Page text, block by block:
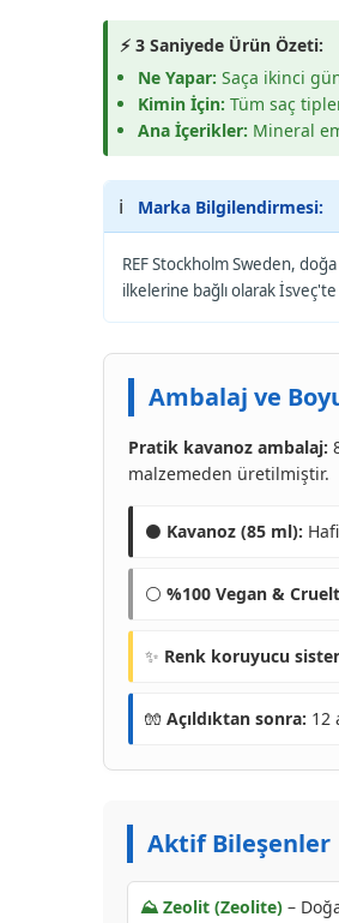
⚡ 3 Saniyede Ürün Özeti:
Ne Yapar: Saça ikinci
Kimin İçin: Tüm saç
Ana İçerikler: Mineral
ℹ️ Marka Bilgilendirmesi:
REF Stockholm Sweden,
ilkelerine bağlı olarak
Ambalaj ve
Pratik kavanoz ambalaj:
malzemeden üretilmiştir.
⚫ Kavanoz (85 ml):
⚪ %100 Vegan &
✨ Renk koruyucu
🧤 Açıldıktan sonra: 12
Aktif Bileşenler
⛰️ Zeolit (Zeolite) –